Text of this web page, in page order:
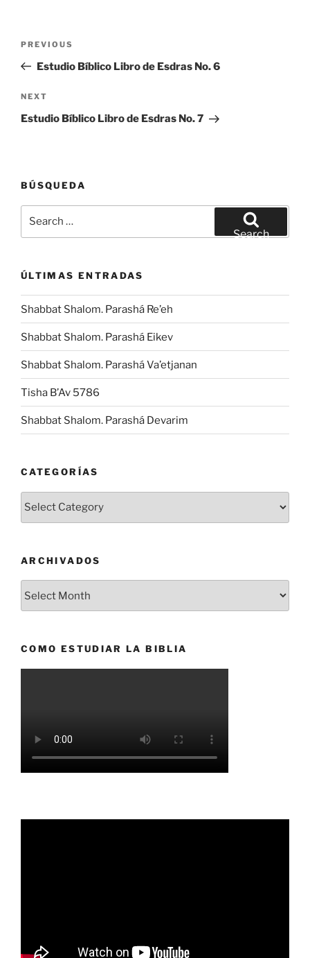
Previous
Post
PREVIOUS
Estudio Bíblico Libro de Esdras No. 6
Next
Post
NEXT
Estudio Bíblico Libro de Esdras No. 7
BÚSQUEDA
Search
ÚLTIMAS ENTRADAS
Shabbat Shalom. Parashá Re’eh
Shabbat Shalom. Parashá Eikev
Shabbat Shalom. Parashá Va’etjanan
Tisha B’Av 5786
Shabbat Shalom. Parashá Devarim
CATEGORÍAS
Categorías
ARCHIVADOS
COMO ESTUDIAR LA BIBLIA